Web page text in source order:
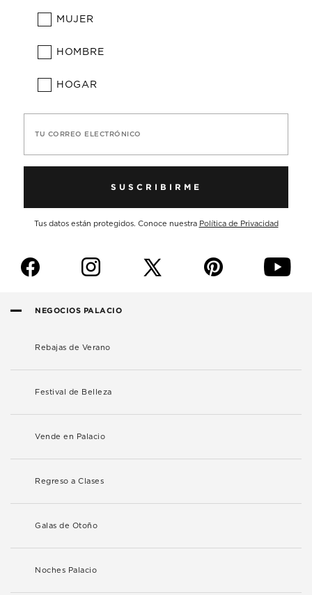
MUJER
HOMBRE
HOGAR
TU CORREO ELECTRÓNICO
SUSCRIBIRME
Tus datos están protegidos. Conoce nuestra Política de Privacidad
f i p y
NEGOCIOS PALACIO
Rebajas de Verano
Festival de Belleza
Vende en Palacio
Regreso a Clases
Galas de Otoño
Noches Palacio